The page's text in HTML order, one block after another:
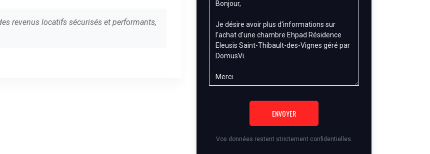
revenus locatifs sécurisés et performants,
ENVOYER
Vos données restent strictement confidentielles.